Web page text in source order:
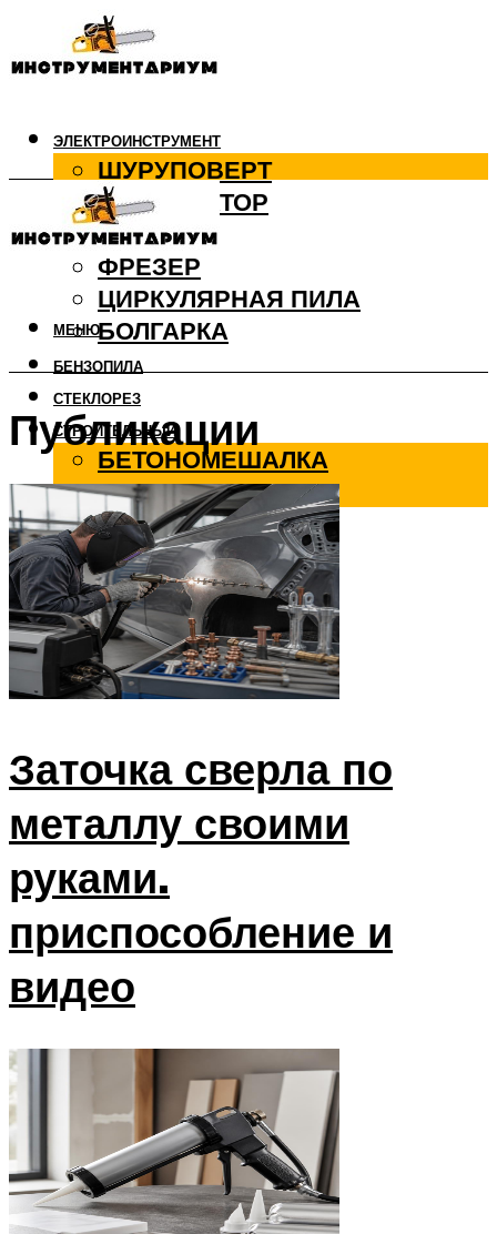
ЭЛЕКТРОИНСТРУМЕНТ
ШУРУПОВЕРТ
ПЕРФОРАТОР
ДРЕЛЬ
ФРЕЗЕР
ЦИРКУЛЯРНАЯ ПИЛА
БОЛГАРКА
БЕНЗОПИЛА
СТЕКЛОРЕЗ
СТРОИТЕЛЬНЫЙ
БЕТОНОМЕШАЛКА
ВИБРОПЛИТА
СТАНКИ
МЕНЮ
МЕНЮ
Публикации
Заточка сверла по
металлу своими
руками.
приспособление и
видео